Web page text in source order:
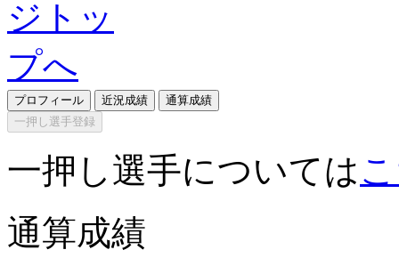
プロフィール 近況成績
通算成績
一押し選手登録
一押し選手については
通算成績